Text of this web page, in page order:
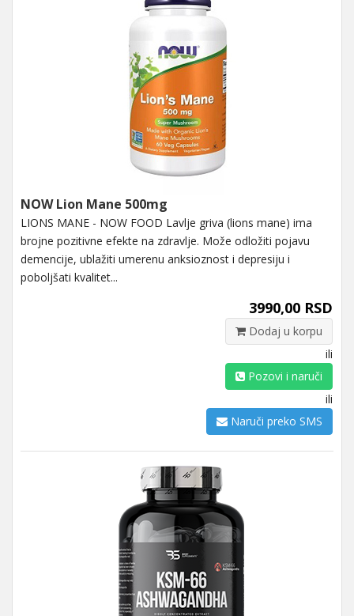
NOW Lion Mane 500mg
LIONS MANE - NOW FOOD Lavlje griva (lions mane) ima
brojne pozitivne efekte na zdravlje. Može odložiti pojavu
demencije, ublažiti umerenu anksioznost i depresiju i
poboljšati kvalitet...
3990,00 RSD
Dodaj u korpu
ili
Pozovi i naruči
ili
Naruči preko SMS